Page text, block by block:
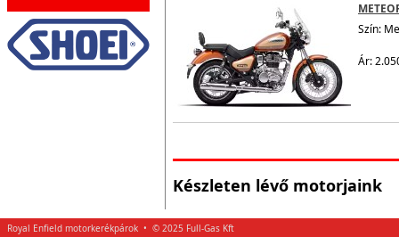
Szín:
Ár:
Készleten lévő motorjaink
Royal Enfield motorkerékpárok • © 2025 Full-Gas Kft